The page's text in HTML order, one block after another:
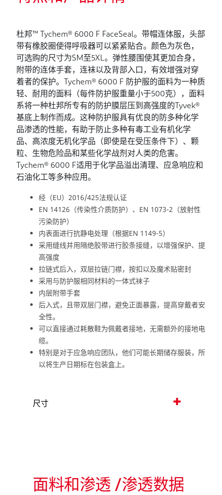
杜邦™ Tychem® 6000 F FaceSeal。带帽连体服，头部
带有橡胶圈使得呼吸器可以紧紧贴合。颜色为灰色，
可选购的尺寸为SM至5XL。弹性腰围使其更加合身，
附带的连体手套，连袜以及背部入口，有效增强对穿
着者的保护。Tychem® 6000 F 防护服的面料为一种质
轻、耐用的面料（每件防护服重量小于500克），面料
系将一种杜邦所专有的防护膜层压到高强度的Tyvek®
基底上制作而成。这种防护服具有优良的防多种化学
品渗透的性能，有助于防止多种有毒工业有机化学
品、高浓度无机化学品（即使是在受压条件下）、颗
粒、生物危险品和某些化学战剂对人类的危害。
Tychem® 6000 F适用于化学品溢出清理、应急响应和
石油化工等多种应用。
经（EU）2016/425法规认证
EN 14126（传染性介质防护）、EN 1073-2（放射性
污染防护）
内表面进行抗静电处理（根据EN 1149-5）
采用缝线并用隔绝胶带进行胶条接缝，以增强保护、提
高强度
拉链式后入，双层拉链门襟，按扣以及魔术贴密封
采用与防护服相同材料的一体式袜子
内层附带手套
后入式，且带双层门襟，避免正面暴露，提高穿戴者安
全性。
可以直接通过耗散鞋为佩戴者接地，无需额外的接地电
缆。
特别是对于应急响应团队，他们可能长期储存服装，所
以将生产日期标在包装盒上。
尺寸
面料和渗透 /渗透数据